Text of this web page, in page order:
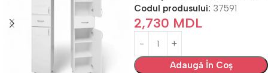
Codul produsului: 37591
2,730 MDL
Adaugă În Coș